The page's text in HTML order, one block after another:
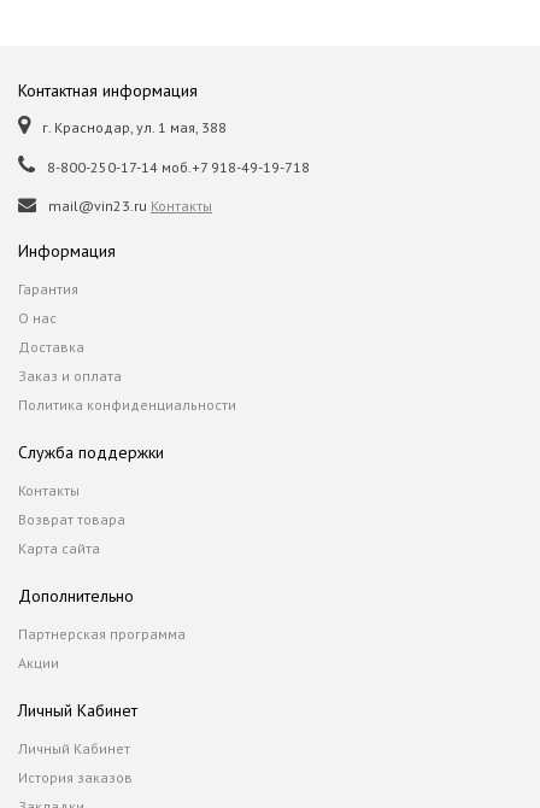
Контактная информация
г. Краснодар, ул. 1 мая, 388
8-800-250-17-14 моб.+7 918-49-19-718
mail@vin23.ru Контакты
Информация
Гарантия
О нас
Доставка
Заказ и оплата
Политика конфиденциальности
Служба поддержки
Контакты
Возврат товара
Карта сайта
Дополнительно
Партнерская программа
Акции
Личный Кабинет
Личный Кабинет
История заказов